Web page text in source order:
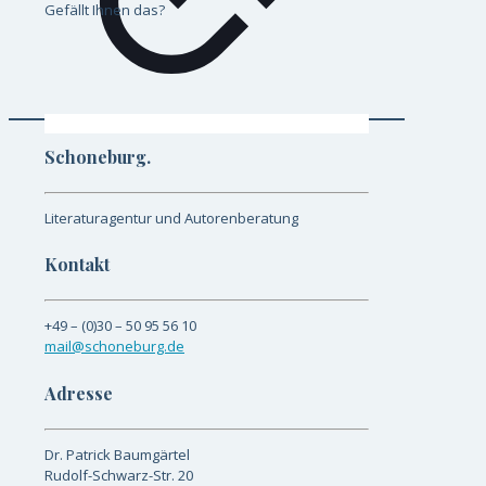
Gefällt Ihnen das?
Schoneburg.
Literaturagentur und Autorenberatung
Kontakt
+49 – (0)30 – 50 95 56 10
mail@schoneburg.de
Adresse
Dr. Patrick Baumgärtel
Rudolf-Schwarz-Str. 20